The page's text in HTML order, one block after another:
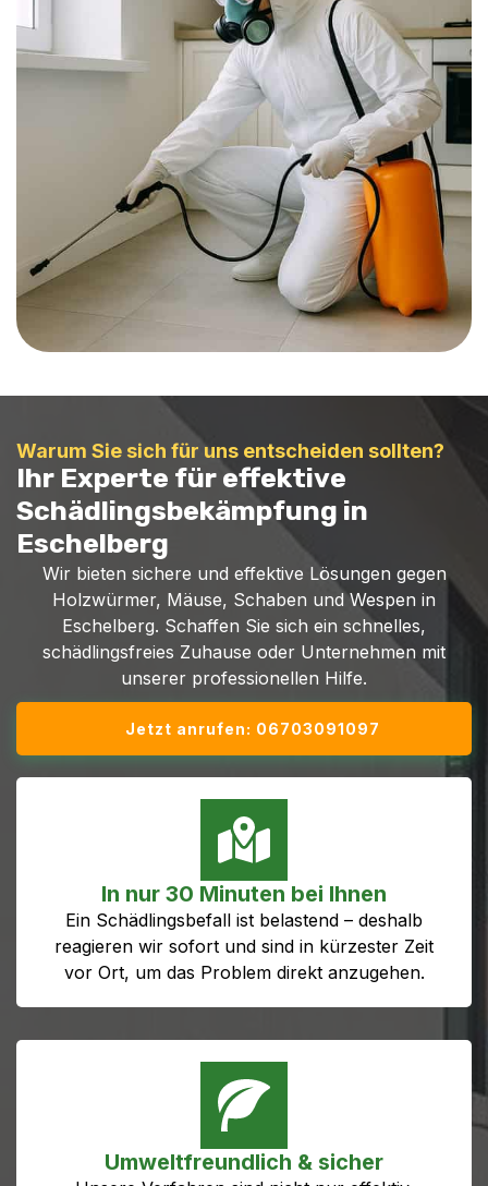
Warum Sie sich für uns entscheiden sollten?
Ihr Experte für effektive
Schädlingsbekämpfung in
Eschelberg
Wir bieten sichere und effektive Lösungen gegen
Holzwürmer, Mäuse, Schaben und Wespen in
Eschelberg. Schaffen Sie sich ein schnelles,
schädlingsfreies Zuhause oder Unternehmen mit
unserer professionellen Hilfe.
Jetzt anrufen: 06703091097
In nur 30 Minuten bei Ihnen
Ein Schädlingsbefall ist belastend – deshalb
reagieren wir sofort und sind in kürzester Zeit
vor Ort, um das Problem direkt anzugehen.
Umweltfreundlich & sicher